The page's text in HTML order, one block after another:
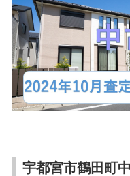
宇都宮市鶴田町